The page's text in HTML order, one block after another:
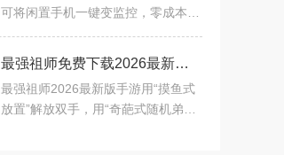
可将闲置手机一键变监控，零成本搭
屏续录、多设备管理，还能WiFi防蹭
网及路由管控。界面简洁
最强祖师免费下载2026最新版手游v1.1053.105300安卓版
最强祖师2026最新版手游用“摸鱼式
放置”解放双手，用“奇葩式随机弟